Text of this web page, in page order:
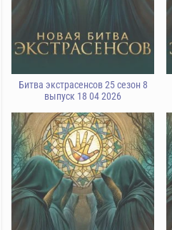
Битва экстрасенсов 25 сезон 8
выпуск 18 04 2026